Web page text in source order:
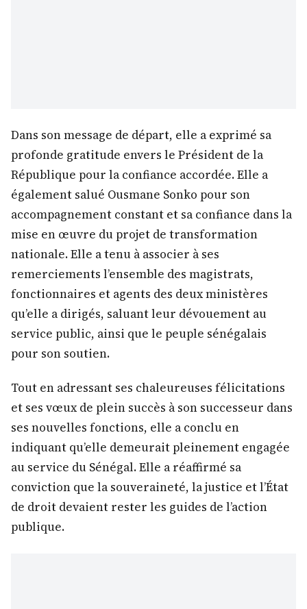
Dans son message de départ, elle a exprimé sa
profonde gratitude envers le Président de la
République pour la confiance accordée. Elle a
également salué Ousmane Sonko pour son
accompagnement constant et sa confiance dans la
mise en œuvre du projet de transformation
nationale. Elle a tenu à associer à ses
remerciements l’ensemble des magistrats,
fonctionnaires et agents des deux ministères
qu’elle a dirigés, saluant leur dévouement au
service public, ainsi que le peuple sénégalais
pour son soutien.
Tout en adressant ses chaleureuses félicitations
et ses vœux de plein succès à son successeur dans
ses nouvelles fonctions, elle a conclu en
indiquant qu’elle demeurait pleinement engagée
au service du Sénégal. Elle a réaffirmé sa
conviction que la souveraineté, la justice et l’État
de droit devaient rester les guides de l’action
publique.